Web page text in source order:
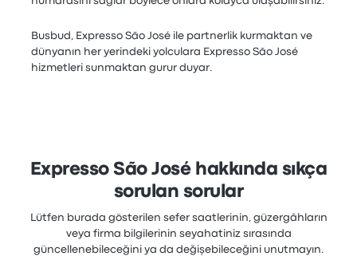
Busbud, Expresso São José ile partnerlik kurmaktan ve
dünyanın her yerindeki yolculara Expresso São José
hizmetleri sunmaktan gurur duyar.
Expresso São José hakkında sıkça
sorulan sorular
Lütfen burada gösterilen sefer saatlerinin, güzergâhların
veya firma bilgilerinin seyahatiniz sırasında
güncellenebileceğini ya da değişebileceğini unutmayın.